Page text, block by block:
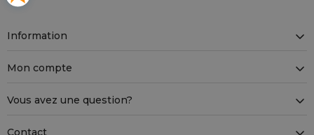
Information
Mon compte
Vous avez une question?
Contact